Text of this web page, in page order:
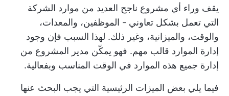
يقف وراء أي مشروع ناجح العديد من موارد الشركة
التي تعمل بشكل تعاوني - الموظفين، والمعدات،
والوقت، والميزانية، وغير ذلك. لهذا السبب فإن وجود
إدارة الموارد قالب مهم. فهو يمكّن مدير المشروع من
إدارة جميع هذه الموارد في الوقت المناسب وبفعالية.
فيما يلي بعض الميزات الرئيسية التي يجب البحث عنها